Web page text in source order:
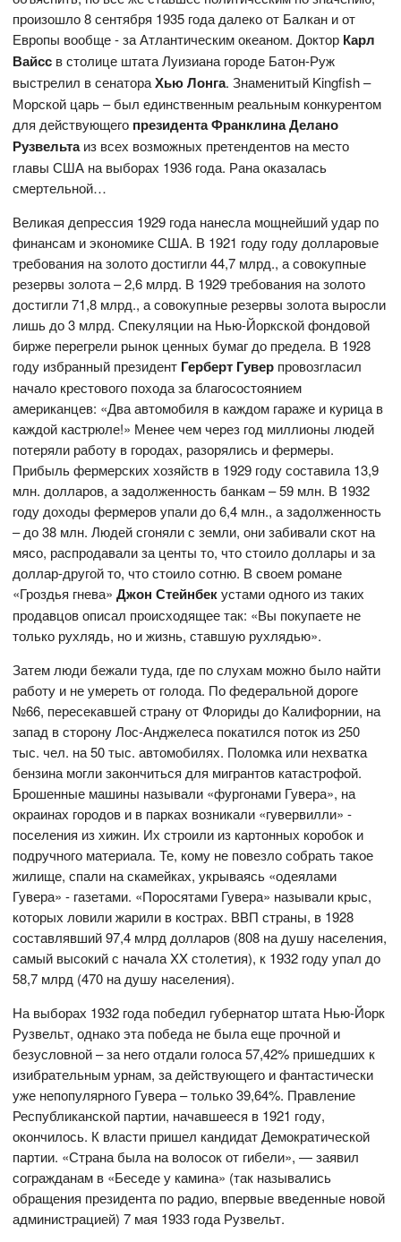
произошло 8 сентября 1935 года далеко от Балкан и от
Европы вообще - за Атлантическим океаном. Доктор Карл
Вайсс в столице штата Луизиана городе Батон-Руж
выстрелил в сенатораХью Лонга. Знаменитый Kingfish –
Морской царь – был единственным реальным конкурентом
для действующего президента Франклина Делано
Рузвельтаиз всех возможных претендентов на место
главы США на выборах 1936 года. Рана оказалась
смертельной…
Великая депрессия 1929 года нанесла мощнейший удар по
финансам и экономике США. В 1921 году году долларовые
требования на золото достигли 44,7 млрд., а совокупные
резервы золота – 2,6 млрд. В 1929 требования на золото
достигли 71,8 млрд., а совокупные резервы золота выросли
лишь до 3 млрд. Спекуляции на Нью-Йоркской фондовой
бирже перегрели рынок ценных бумаг до предела. В 1928
году избранный президент Герберт Гувер провозгласил
начало крестового похода за благосостоянием
американцев: «Два автомобиля в каждом гараже и курица в
каждой кастрюле!» Менее чем через год миллионы людей
потеряли работу в городах, разорялись и фермеры.
Прибыль фермерских хозяйств в 1929 году составила 13,9
млн. долларов, а задолженность банкам – 59 млн. В 1932
году доходы фермеров упали до 6,4 млн., а задолженность
– до 38 млн. Людей сгоняли с земли, они забивали скот на
мясо, распродавали за центы то, что стоило доллары и за
доллар-другой то, что стоило сотню. В своем романе
«Гроздья гнева»Джон Стейнбекустами одного из таких
продавцов описал происходящее так: «Вы покупаете не
только рухлядь, но и жизнь, ставшую рухлядью».
Затем люди бежали туда, где по слухам можно было найти
работу и не умереть от голода. По федеральной дороге
№66, пересекавшей страну от Флориды до Калифорнии, на
запад в сторону Лос-Анджелеса покатился поток из 250
тыс. чел. на 50 тыс. автомобилях. Поломка или нехватка
бензина могли закончиться для мигрантов катастрофой.
Брошенные машины называли «фургонами Гувера», на
окраинах городов и в парках возникали «гувервилли» -
поселения из хижин. Их строили из картонных коробок и
подручного материала. Те, кому не повезло собрать такое
жилище, спали на скамейках, укрываясь «одеялами
Гувера» - газетами. «Поросятами Гувера» называли крыс,
которых ловили жарили в кострах. ВВП страны, в 1928
составлявший 97,4 млрд долларов (808 на душу населения,
самый высокий с начала XX столетия), к 1932 году упал до
58,7 млрд (470 на душу населения).
На выборах 1932 года победил губернатор штата Нью-Йорк
Рузвельт, однако эта победа не была еще прочной и
безусловной – за него отдали голоса 57,42% пришедших к
изибрательным урнам, за действующего и фантастически
уже непопулярного Гувера – только 39,64%. Правление
Республиканской партии, начавшееся в 1921 году,
окончилось. К власти пришел кандидат Демократической
партии. «Страна была на волосок от гибели», — заявил
согражданам в «Беседе у камина» (так назывались
обращения президента по радио, впервые введенные новой
администрацией) 7 мая 1933 года Рузвельт.